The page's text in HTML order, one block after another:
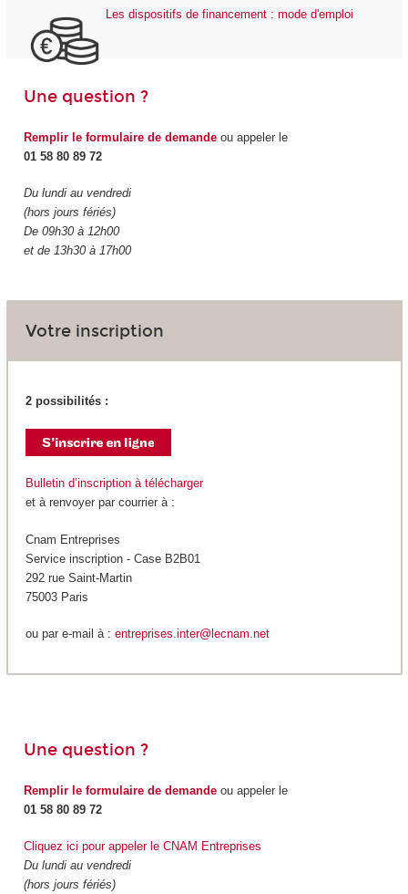
Les dispositifs de financement : mode d'emploi
Une question ?
Remplir le formulaire de demandeou appeler le
01 58 80 89 72
Du lundi au vendredi
(hors jours fériés)
De 09h30 à 12h00
et de 13h30 à 17h00
Votre inscription
2 possibilités :
Bulletin d’inscription à télécharger
et à renvoyer par courrier à :
Cnam Entreprises
Service inscription - Case B2B01
292 rue Saint-Martin
75003 Paris
ou par e-mail à : entreprises.inter@lecnam.net
Une question ?
Remplir le formulaire de demandeou appeler le
01 58 80 89 72
Cliquez ici pour appeler le CNAM Entreprises
Du lundi au vendredi
(hors jours fériés)